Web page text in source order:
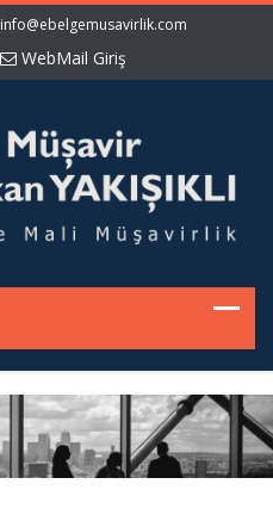
info@ebelgemusavirlik.com
WebMail Giriş